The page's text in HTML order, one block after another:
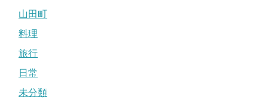
山田町
料理
旅行
日常
未分類